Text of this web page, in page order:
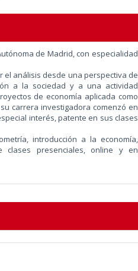
de Madrid, con especialidad
el análisis desde una perspectiva de
a la sociedad y a una actividad
de economía aplicada como
carrera investigadora comenzó en
interés, patente en sus clases
introducción a la economía,
clases presenciales, online y en